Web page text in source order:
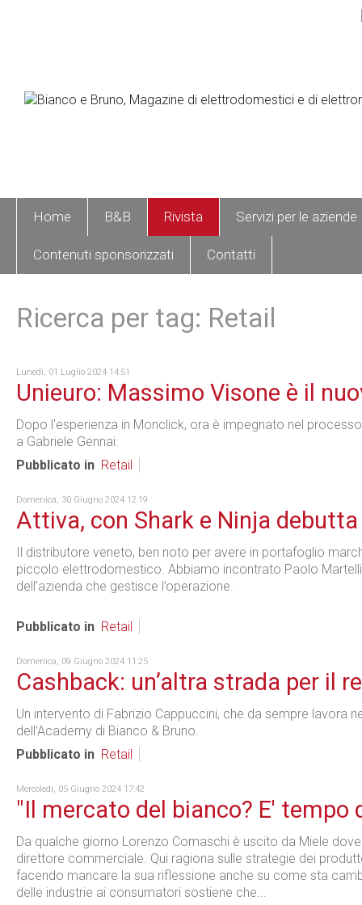
Home B&B Rivista Servizi per le aziende
Contenuti sponsorizzati Contatti
Ricerca per tag: Retail
Lunedì, 01 Luglio 2024 14:51
Unieuro: Massimo Visone è il
Dopo l'esperienza in Monclick, ora è impegnato nel
a Gabriele Gennai.
Pubblicato in Retail
Domenica, 30 Giugno 2024 12:19
Attiva, con Shark e Ninja debutta
Il distributore veneto, ben noto per avere in portafoglio
piccolo elettrodomestico. Abbiamo incontrato Paolo
dell’azienda che gestisce l’operazione.
Pubblicato in Retail
Domenica, 09 Giugno 2024 11:25
Cashback: un’altra strada per il
Un intervento di Fabrizio Cappuccini, che da sempre lavora
dell’Academy di Bianco & Bruno.
Pubblicato in Retail
Mercoledì, 05 Giugno 2024 17:42
"Il mercato del bianco? E' tempo
Da qualche giorno Lorenzo Comaschi è uscito da Miele
direttore commerciale. Qui ragiona sulle strategie dei
facendo mancare la sua riflessione anche su come sta
delle industrie ai consumatori sostiene che...